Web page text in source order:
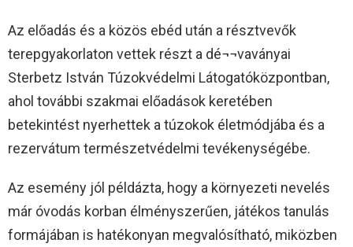
Az előadás és a közös ebéd után a résztvevők
terepgyakorlaton vettek részt a dé¬¬vaványai
Sterbetz István Túzokvédelmi Látogatóközpontban,
ahol további szakmai előadások keretében
betekintést nyerhettek a túzokok életmódjába és a
rezervátum természetvédelmi tevékenységébe.
Az esemény jól példázta, hogy a környezeti nevelés
már óvodás korban élményszerűen, játékos tanulás
formájában is hatékonyan megvalósítható, miközben